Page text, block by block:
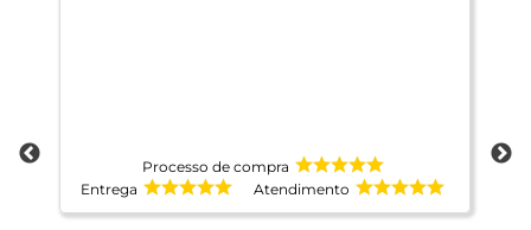
Processo de compra
Entrega
Atendimento